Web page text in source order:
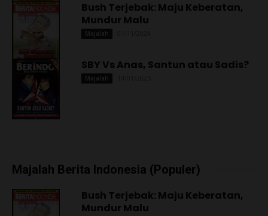
Bush Terjebak: Maju Keberatan,
Mundur Malu
Majalah
SBY Vs Anas, Santun atau Sadis?
Majalah
Majalah Berita Indonesia (Populer)
Bush Terjebak: Maju Keberatan,
Mundur Malu